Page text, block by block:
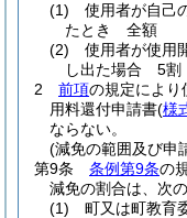
(1)
使用者が自己
たとき 全額
(2)
使用者が使用
し出た場合 5割
2
前項の規定により
用料還付申請書(様
ならない。
(減免の範囲及び申
第9条
条例第9条の
減免の割合は、次
(1)
町又は町教育